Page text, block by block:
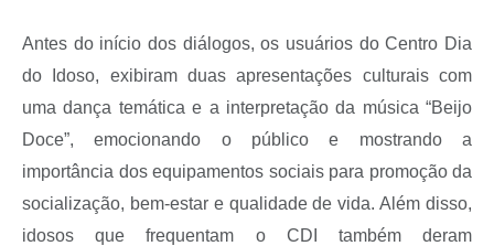
Antes do início dos diálogos, os usuários do Centro Dia
do Idoso, exibiram duas apresentações culturais com
uma dança temática e a interpretação da música “Beijo
Doce”, emocionando o público e mostrando a
importância dos equipamentos sociais para promoção da
socialização, bem-estar e qualidade de vida. Além disso,
idosos que frequentam o CDI também deram